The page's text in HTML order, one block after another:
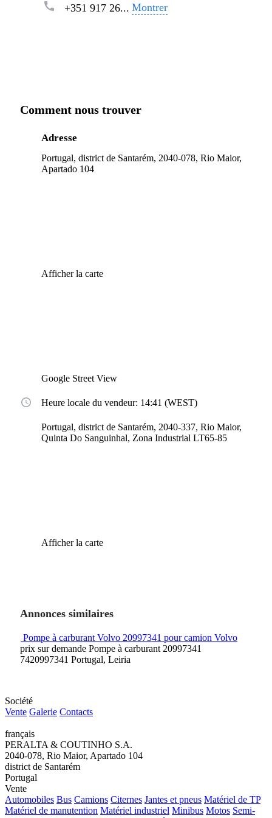
+351 917 26... Montrer
Comment nous trouver
Adresse
Portugal, district de Santarém, 2040-078, Rio Maior,
Apartado 104
Afficher la carte
Google Street View
Heure locale du vendeur: 14:41 (WEST)
Portugal, district de Santarém, 2040-337, Rio Maior,
Quinta Do Sanguinhal, Zona Industrial LT65-85
Afficher la carte
Annonces similaires
Pompe à carburant Volvo 20997341 pour camion Volvo
prix sur demande Pompe à carburant 20997341
7420997341 Portugal, Leiria
Société
Vente Galerie Contacts
français
PERALTA & COUTINHO S.A.
2040-078, Rio Maior, Apartado 104
district de Santarém
Portugal
Vente
Automobiles Bus Camions Citernes Jantes et pneus Matériel de TP
Matériel de manutention Matériel industriel Minibus Motos Semi-